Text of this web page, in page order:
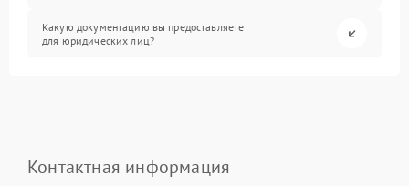
Какую документацию вы предоставляете
для юридических лиц?
Контактная информация